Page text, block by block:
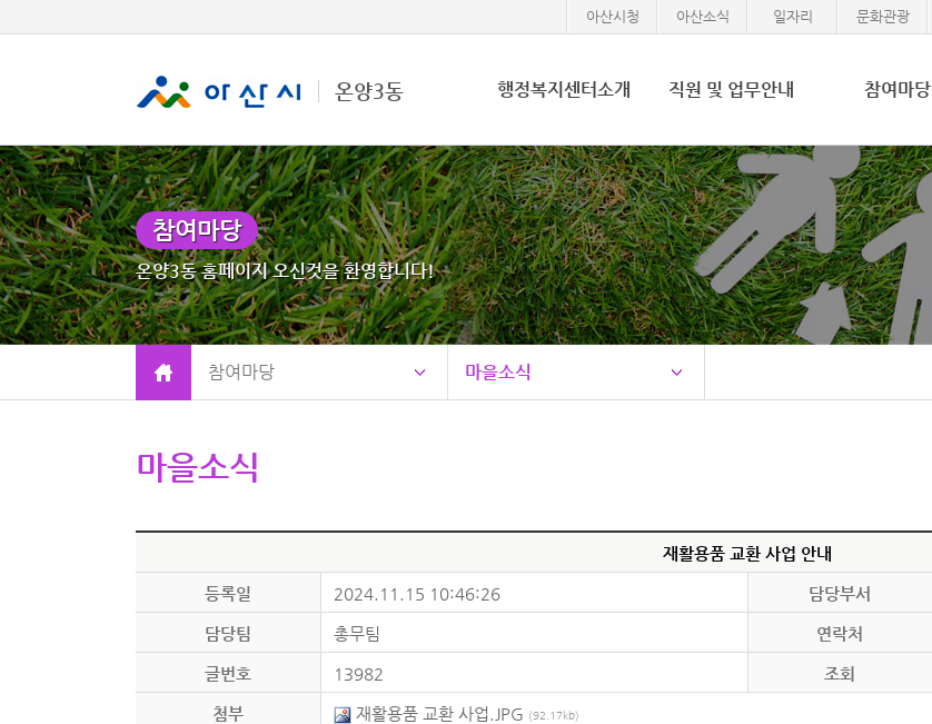
아산시청 아산소식 일자리 문화관광
온양3동 행정복지센터소개 직원 및 업무안내 참여마당
참여마당
온양3동 홈페이지 오신것을 환영합니다!
참여마당 마을소식
마을소식
재활용품 교환 사업 안내
등록일 2024.11.15 10:46:26 담당부서
담당팀 총무팀 연락처
글번호 13982 조회
첨부 재활용품 교환 사업.JPG (92.17kb)